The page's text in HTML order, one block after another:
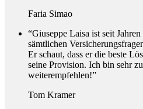
Faria Simao
“Giuseppe Laisa ist seit
sämtlichen
Er schaut, dass er die beste
seine Provision. Ich bin sehr
weiterempfehlen!”
Tom Kramer